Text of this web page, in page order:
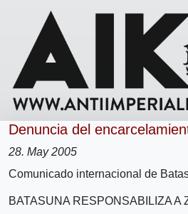
Denuncia del
28. May 2005
Comunicado internacional de
BATASUNA RESPONSABILIZA A